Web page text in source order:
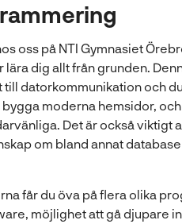
oss på NTI Gymnasiet
lära dig allt från grunden.
datorkommunikation och
moderna hemsidor,
Det är också viktigt
om bland annat
får du öva på flera olika
möjlighet att gå djupare in